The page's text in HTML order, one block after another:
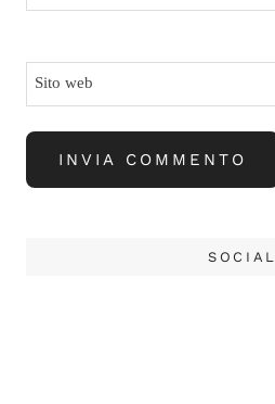
Sito web
SOCIAL